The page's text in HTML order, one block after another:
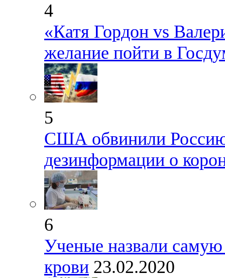
4
«Катя Гордон vs
желание пойти в
5
США обвинили Россию
дезинформации о
6
Ученые назвали
крови 23.02.2020